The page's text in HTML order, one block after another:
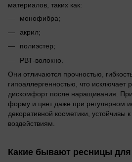
материалов, таких как:
монофибра;
акрил;
полиэстер;
РВТ-волокно.
Они отличаются прочностью,
гипоаллергенностью, что исключает
дискомфорт после наращивания.
форму и цвет даже при регулярном
декоративной косметики, устойчивы
воздействиям.
Какие бывают ресницы